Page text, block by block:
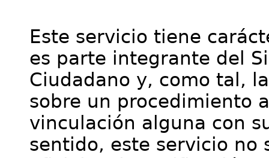
Este servicio tiene
es parte integrante del
Ciudadano y, como tal,
sobre un procedimiento
vinculación alguna con
sentido, este servicio no